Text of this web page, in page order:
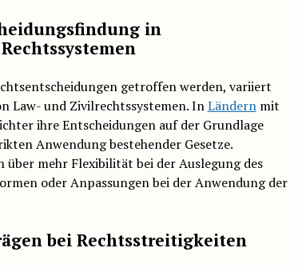
in
getroffen werden, variiert
Law- und Zivilrechtssystemen. InLändernmit
ihre Entscheidungen auf der Grundlage
Anwendung bestehender Gesetze.
mehr Flexibilität bei der Auslegung des
oder Anpassungen bei der Anwendung der
bei Rechtsstreitigkeiten